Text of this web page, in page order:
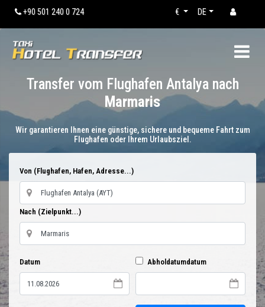
+90 501 240 0 724 DE
€
Transfer vom Flughafen Antalya nach
Marmaris
Wir garantieren Ihnen eine günstige, sichere und bequeme Fahrt zum
Flughafen oder Ihrem Urlaubsziel.
Von (Flughafen, Hafen, Adresse...)
Nach (Zielpunkt...)
Datum Abholdatumdatum